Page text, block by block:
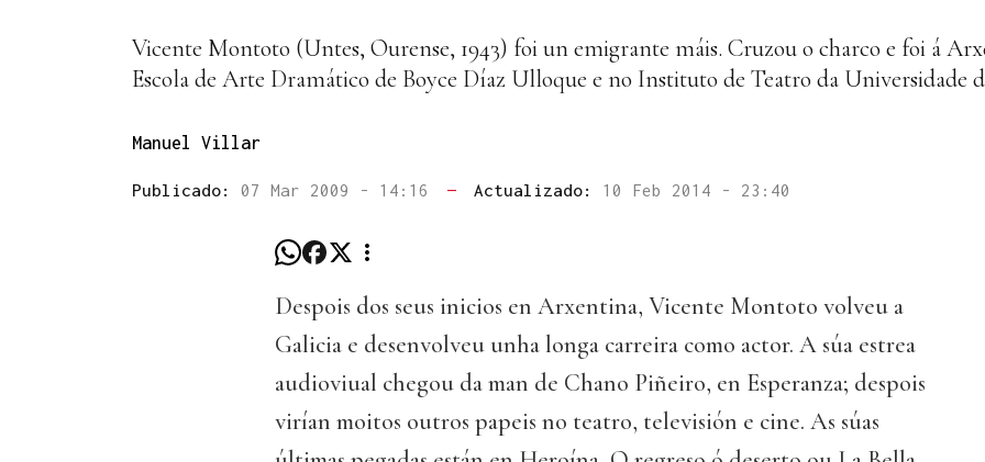
Vicente Montoto (Untes, Ourense, 1943) foi un emigrante máis. Cruzou o charco e foi á
Escola de Arte Dramático de Boyce Díaz Ulloque e no Instituto de Teatro da Universidade
Manuel Villar
Publicado: 07 Mar 2009 - 14:16 — Actualizado: 10 Feb 2014 - 23:40
Despois dos seus inicios en Arxentina, Vicente Montoto volveu a
Galicia e desenvolveu unha longa carreira como actor. A súa estrea
audioviual chegou da man de Chano Piñeiro, en Esperanza; despois
virían moitos outros papeis no teatro, televisión e cine. As súas